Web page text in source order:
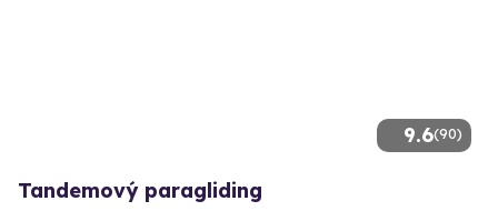
9.6(90)
Tandemový paragliding